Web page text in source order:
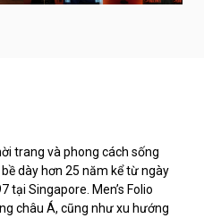
trang và phong cách sống
dày hơn 25 năm kể từ ngày
tại Singapore. Men’s Folio
châu Á, cũng như xu hướng